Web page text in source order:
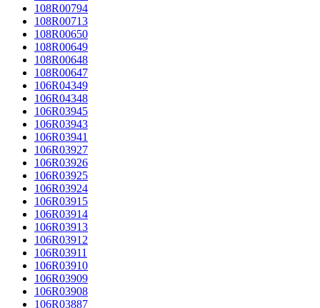
108R00794
108R00713
108R00650
108R00649
108R00648
108R00647
106R04349
106R04348
106R03945
106R03943
106R03941
106R03927
106R03926
106R03925
106R03924
106R03915
106R03914
106R03913
106R03912
106R03911
106R03910
106R03909
106R03908
106R03887